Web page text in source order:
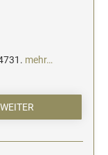
mehr…